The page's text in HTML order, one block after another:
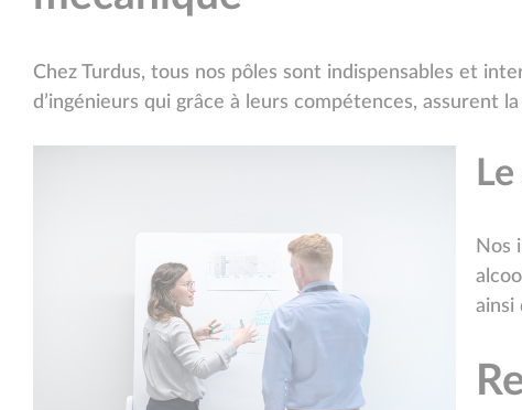
Chez Turdus, tous nos pôles sont indispensables et
d’ingénieurs qui grâce à leurs compétences, assurent
Nos
ainsi